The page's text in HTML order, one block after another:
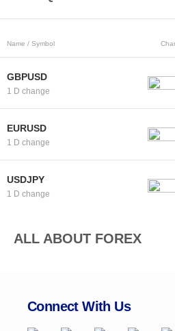
Name / Symbol
GBPUSD
1 D change
EURUSD
1 D change
USDJPY
1 D change
ALL ABOUT FOREX
Connect With Us